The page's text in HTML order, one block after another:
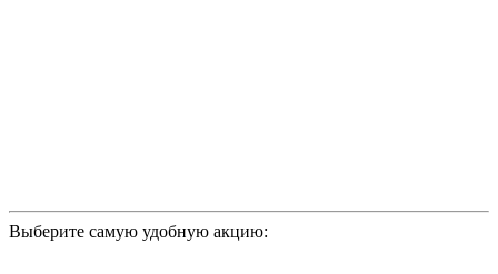
Выберите самую удобную акцию: